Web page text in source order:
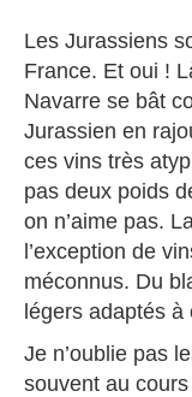
Les Jurassiens
France. Et oui !
Navarre se bât
Jurassien en
ces vins très
pas deux poids
on n’aime pas.
l’exception de
méconnus. Du
légers adaptés à
Je n’oublie pas
souvent au